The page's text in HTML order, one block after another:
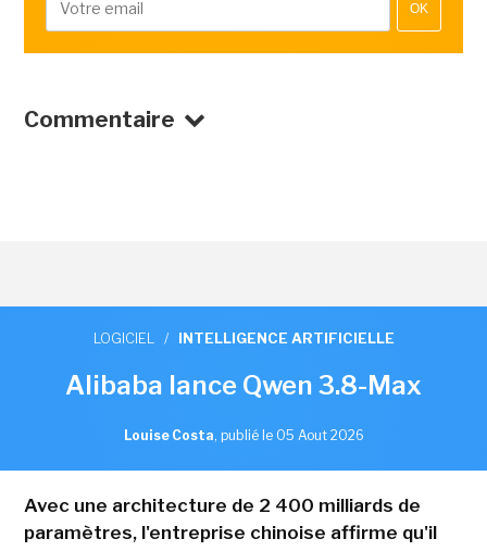
OK
Commentaire
LOGICIEL / INTELLIGENCE ARTIFICIELLE
Alibaba lance Qwen 3.8-Max
Louise Costa, publié le 05 Aout 2026
Avec une architecture de 2 400 milliards de
paramètres, l'entreprise chinoise affirme qu'il